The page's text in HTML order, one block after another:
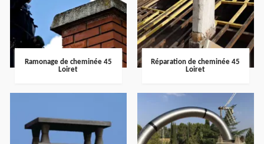
Ramonage de cheminée 45
Loiret
Réparation de cheminée 45
Loiret